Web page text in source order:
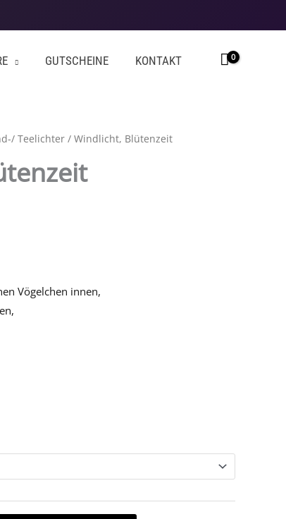
GUTSCHEINE KONTAKT
Teelichter / Windlicht, Blütenzeit
Vögelchen innen,